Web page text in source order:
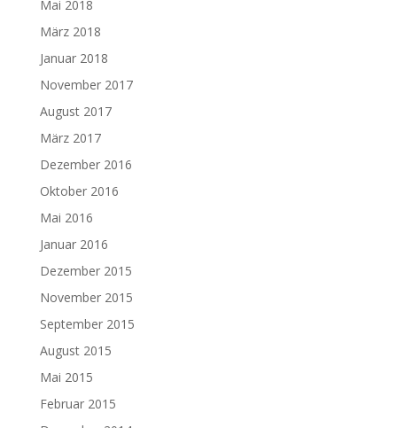
Mai 2018
März 2018
Januar 2018
November 2017
August 2017
März 2017
Dezember 2016
Oktober 2016
Mai 2016
Januar 2016
Dezember 2015
November 2015
September 2015
August 2015
Mai 2015
Februar 2015